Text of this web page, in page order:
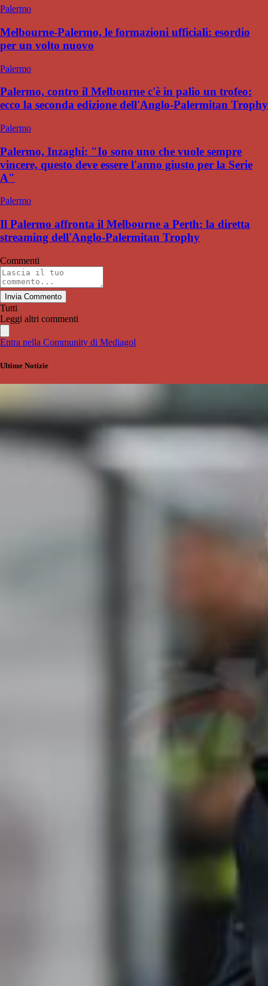
Palermo
Melbourne-Palermo, le formazioni ufficiali: esordio
per un volto nuovo
Palermo
Palermo, contro il Melbourne c'è in palio un trofeo:
ecco la seconda edizione dell'Anglo-Palermitan Trophy
Palermo
Palermo, Inzaghi: "Io sono uno che vuole sempre
vincere, questo deve essere l'anno giusto per la Serie
A"
Palermo
Il Palermo affronta il Melbourne a Perth: la diretta
streaming dell'Anglo-Palermitan Trophy
Commenti
Invia Commento
Tutti
Leggi altri commenti
Entra nella Community di Mediagol
Ultime Notizie